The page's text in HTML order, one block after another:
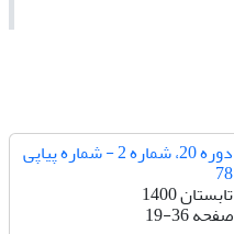
دوره 20، شماره 2 - شماره پیاپی
78
تابستان 1400
صفحه19-36